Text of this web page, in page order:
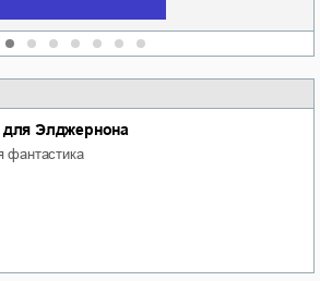
Элджернона
фантастика